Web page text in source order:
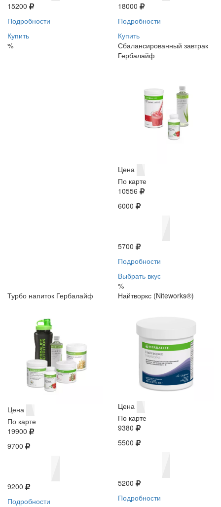
15200
Подробности
Купить
%
18000
Подробности
Купить
Сбалансированный завтрак
Гербалайф
Цена
По карте
10556
6000
5700
Подробности
Выбрать вкус
%
Турбо напиток Гербалайф
Цена
По карте
19900
9700
9200
Подробности
Найтворкс (Niteworks®)
Цена
По карте
9380
5500
5200
Подробности